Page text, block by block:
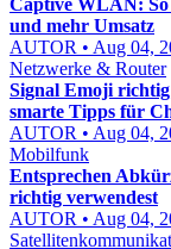
Captive WLAN:
und mehr Umsatz
AUTOR • Aug 04,
Netzwerke & Router
Signal Emoji
smarte Tipps für
AUTOR • Aug 04,
Mobilfunk
Entsprechen
richtig verwendest
AUTOR • Aug 04,